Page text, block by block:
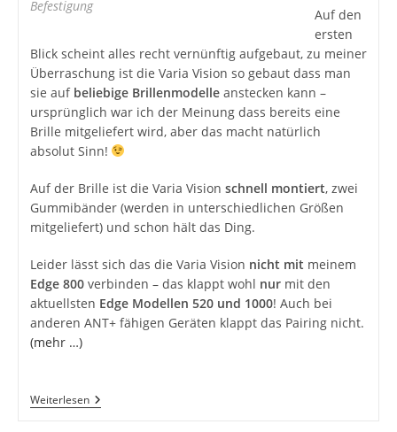
Befestigung
Auf den
ersten
Blick scheint alles recht vernünftig aufgebaut, zu meiner
Überraschung ist die Varia Vision so gebaut dass man
sie auf beliebige Brillenmodelleanstecken kann –
ursprünglich war ich der Meinung dass bereits eine
Brille mitgeliefert wird, aber das macht natürlich
absolut Sinn!
Auf der Brille ist die Varia Vision schnell montiert, zwei
Gummibänder (werden in unterschiedlichen Größen
mitgeliefert) und schon hält das Ding.
Leider lässt sich das die Varia Vision nicht mit meinem
Edge 800verbinden – das klappt wohl nurmit den
aktuellsten Edge Modellen 520 und 1000! Auch bei
anderen ANT+ fähigen Geräten klappt das Pairing nicht.
(mehr …)
WeiterlesenGarmin
Varia